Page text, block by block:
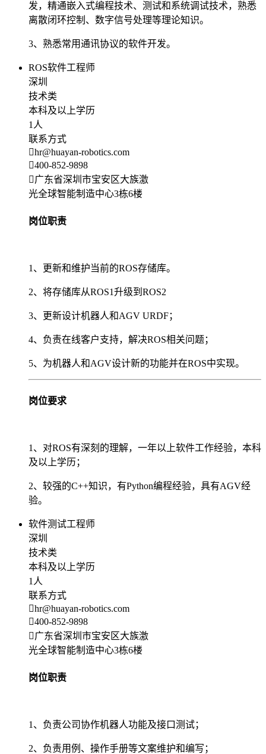
发，精通嵌入式编程技术、测试和系统调试技术，熟悉
离散闭环控制、数字信号处理等理论知识。
3、熟悉常用通讯协议的软件开发。
ROS软件工程师
深圳
技术类
本科及以上学历
1人
联系方式
hr@huayan-robotics.com
400-852-9898
广东省深圳市宝安区大族激
光全球智能制造中心3栋6楼
岗位职责
1、更新和维护当前的ROS存储库。
2、将存储库从ROS1升级到ROS2
3、更新设计机器人和AGV URDF；
4、负责在线客户支持，解决ROS相关问题；
5、为机器人和AGV设计新的功能并在ROS中实现。
岗位要求
1、对ROS有深刻的理解，一年以上软件工作经验，本科
及以上学历；
2、较强的C++知识，有Python编程经验，具有AGV经
验。
软件测试工程师
深圳
技术类
本科及以上学历
1人
联系方式
hr@huayan-robotics.com
400-852-9898
广东省深圳市宝安区大族激
光全球智能制造中心3栋6楼
岗位职责
1、负责公司协作机器人功能及接口测试；
2、负责用例、操作手册等文案维护和编写；